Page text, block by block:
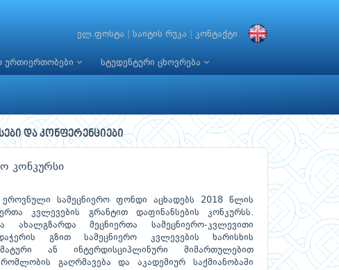
ელ.ფოსტა საიტის რუკა კონტაქტი
ურთიერთობები სტუდენტური ცხოვრება
და კონფერენციები
კონკურსი
სამეცნიერო ფონდი აცხადებს 2018 წლის
კვლევების გრანტით დაფინანსების კონკურსს.
ახალგზარდა მეცნიერთა სამეცნიერო-კვლევითი
გზით სამეცნიერო კვლევების ხარისხის
ან ინტერდისციპლინური მიმართულებით
გაღრმავება და აკადემიურ საქმიანობაში